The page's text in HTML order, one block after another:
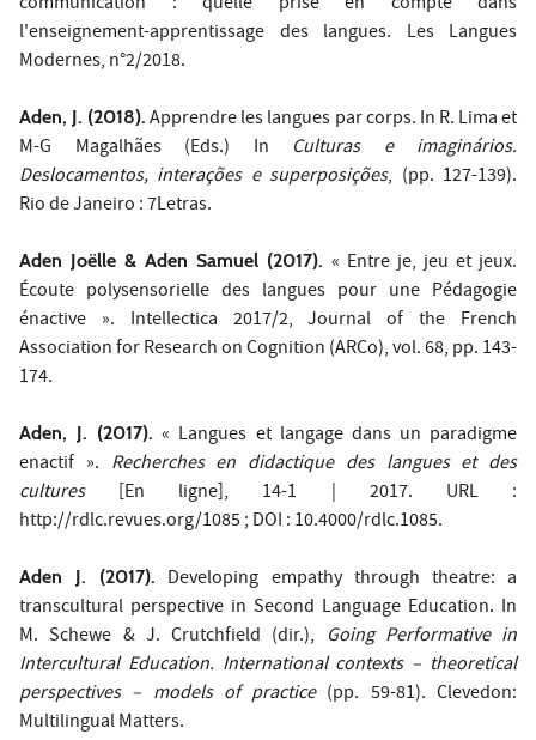
l'enseignement-apprentissage des langues. Les Langues
Modernes, n°2/2018.
Aden, J. (2018). Apprendre les langues par corps. In R. Lima et
M-G Magalhães (Eds.) In Culturas e imaginários.
Deslocamentos, interações e superposições, (pp. 127-139).
Rio de Janeiro : 7Letras.
Aden Joëlle & Aden Samuel (2017). « Entre je, jeu et jeux.
Écoute polysensorielle des langues pour une Pédagogie
énactive ». Intellectica 2017/2, Journal of the French
Association for Research on Cognition (ARCo), vol. 68, pp. 143-
174.
Aden, J. (2017). « Langues et langage dans un paradigme
enactif ». Recherches en didactique des langues et des
cultures[En ligne], 14-1 | 2017. URL :
http://rdlc.revues.org/1085 ; DOI : 10.4000/rdlc.1085.
Aden J. (2017).
Developing empathy through theatre: a
transcultural perspective in Second Language Education. In
M. Schewe & J. Crutchfield (dir.), Going Performative in
Intercultural Education. International contexts – theoretical
perspectives – models of practice(pp. 59-81). Clevedon:
Multilingual Matters.